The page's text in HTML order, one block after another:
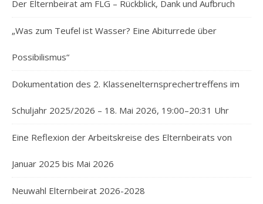
Der Elternbeirat am FLG – Rückblick, Dank und Aufbruch
„Was zum Teufel ist Wasser? Eine Abiturrede über
Possibilismus“
Dokumentation des 2. Klassenelternsprechertreffens im
Schuljahr 2025/2026 – 18. Mai 2026, 19:00–20:31 Uhr
Eine Reflexion der Arbeitskreise des Elternbeirats von
Januar 2025 bis Mai 2026
Neuwahl Elternbeirat 2026-2028